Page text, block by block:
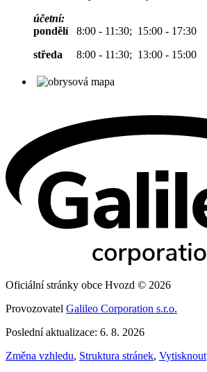
účetní:
pondělí 8:00 - 11:30; 15:00 - 17:30
středa 8:00 - 11:30; 13:00 - 15:00
Oficiální stránky obce Hvozd © 2026
Provozovatel Galileo Corporation s.r.o.
Poslední aktualizace: 6. 8. 2026
Změna vzhledu, Struktura stránek, Vytisknout